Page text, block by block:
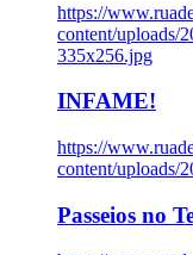
https://
content/uploads/
335x256.jpg
INFAME!
https://
content/uploads/
Passeios no